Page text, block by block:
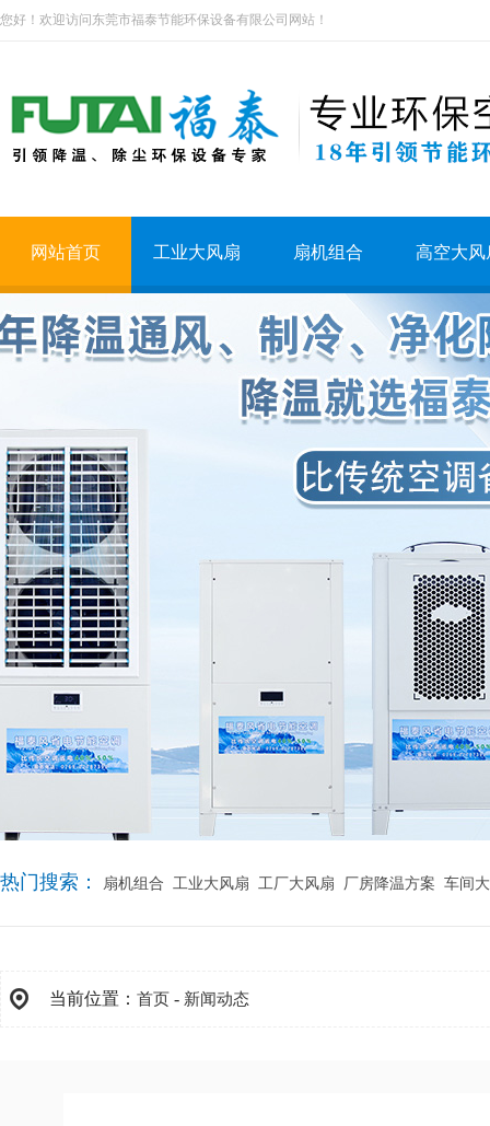
您好！欢迎访问东莞市福泰节能环保设备有限公司网站！
网站首页 工业大风扇 扇机组合 高空大风
热门搜索： 扇机组合 工业大风扇 工厂大风扇 厂房降温方案 车间
当前位置： 首页 - 新闻动态